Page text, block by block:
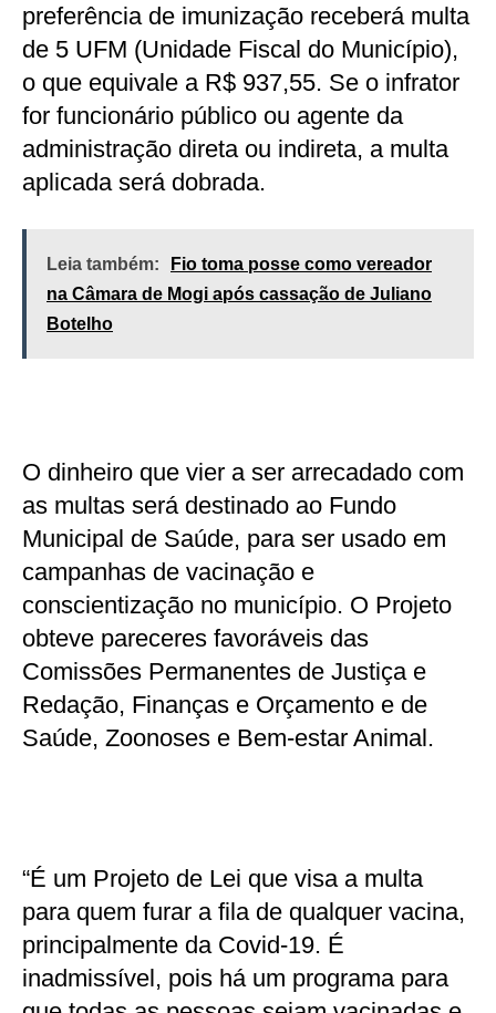
preferência de imunização receberá multa
de 5 UFM (Unidade Fiscal do Município),
o que equivale a R$ 937,55. Se o infrator
for funcionário público ou agente da
administração direta ou indireta, a multa
aplicada será dobrada.
Leia também:
Fio toma posse como vereador
na Câmara de Mogi após cassação de Juliano
Botelho
O dinheiro que vier a ser arrecadado com
as multas será destinado ao Fundo
Municipal de Saúde, para ser usado em
campanhas de vacinação e
conscientização no município. O Projeto
obteve pareceres favoráveis das
Comissões Permanentes de Justiça e
Redação, Finanças e Orçamento e de
Saúde, Zoonoses e Bem-estar Animal.
“É um Projeto de Lei que visa a multa
para quem furar a fila de qualquer vacina,
principalmente da Covid-19. É
inadmissível, pois há um programa para